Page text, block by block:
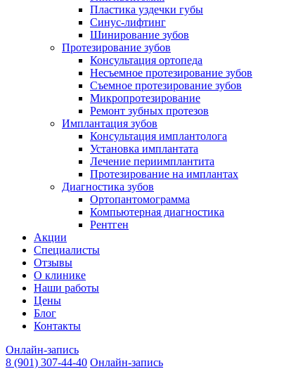
Пластика уздечки губы
Синус-лифтинг
Шинирование зубов
Протезирование зубов
Консультация ортопеда
Несъемное протезирование зубов
Съемное протезирование зубов
Микропротезирование
Ремонт зубных протезов
Имплантация зубов
Консультация имплантолога
Установка имплантата
Лечение периимплантита
Протезирование на имплантах
Диагностика зубов
Ортопантомограмма
Компьютерная диагностика
Рентген
Акции
Специалисты
Отзывы
О клинике
Наши работы
Цены
Блог
Контакты
Онлайн-запись
8 (901) 307-44-40 Онлайн-запись